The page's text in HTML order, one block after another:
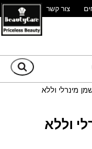
צור קשר
מינרלי וללא
וללא